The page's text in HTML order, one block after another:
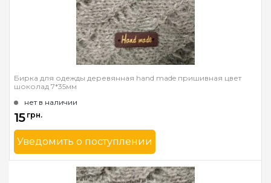
Бирка для одежды деревянная hand made пришивная цвет
шоколад 7*35мм
нет в наличии
15 грн.
Уведомить о поступлении
Бренд
Mnogonitok
Страна-производитель